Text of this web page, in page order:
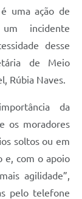
uma ação de
um incidente
desse
de Meio
Rúbia Naves.
da
os moradores
soltos ou em
e, com o apoio
agilidade”,
pelo telefone